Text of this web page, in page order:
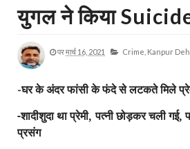
युगल ने किया
परमार्च 16, 2021 Crime, Kanpur
-घर के अंदर फांसी के फंदे से लटकते मिले
-शादीशुदा था प्रेमी, पत्नी छोड़कर चली
प्रसंग